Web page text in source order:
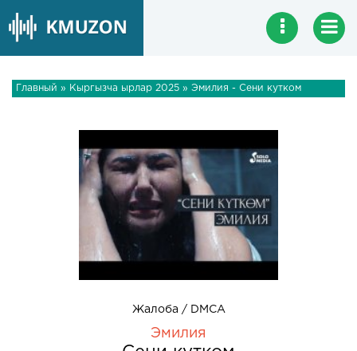
Главный » Кыргызча ырлар 2025 » Эмилия - Сени кутком
Жалоба / DMCA
Эмилия